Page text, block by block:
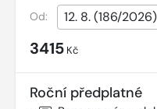
Od:
3415 Kč
Roční předplatné